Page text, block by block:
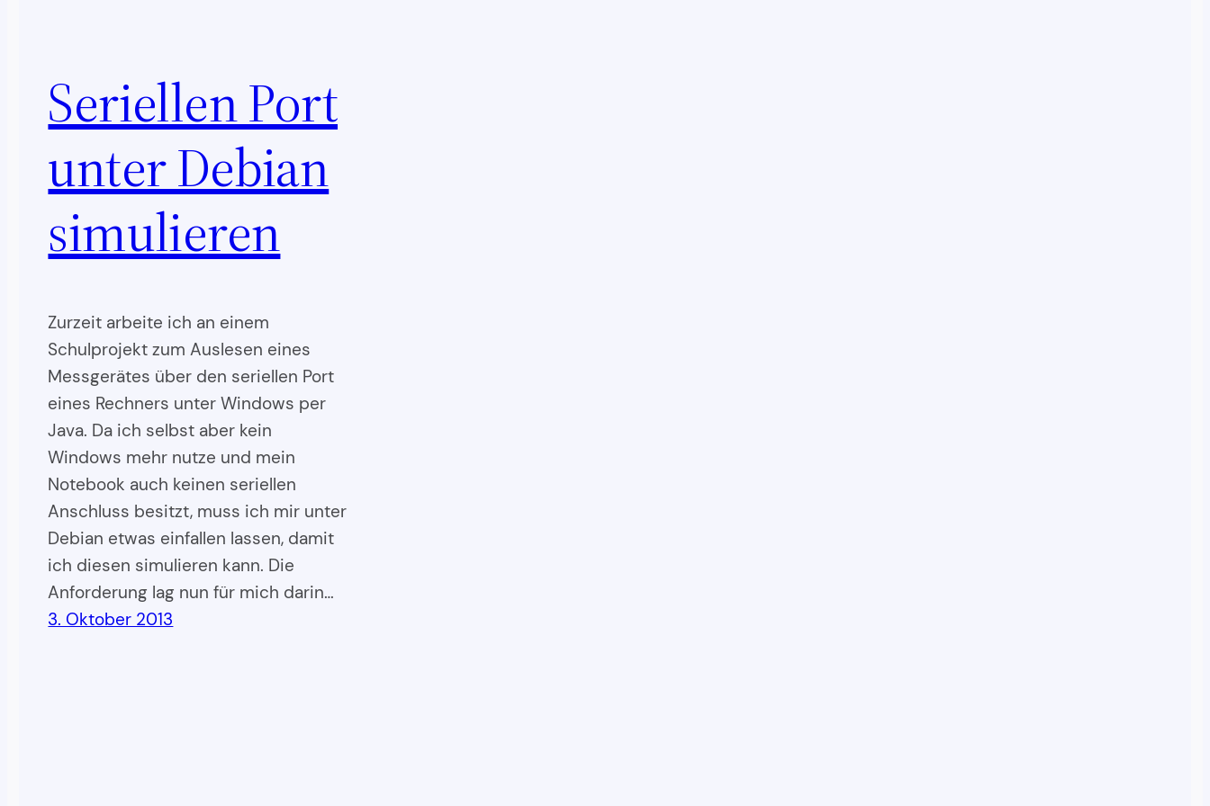
Seriellen Port
unter Debian
simulieren
Zurzeit arbeite ich an einem
Schulprojekt zum Auslesen eines
Messgerätes über den seriellen Port
eines Rechners unter Windows per
Java. Da ich selbst aber kein
Windows mehr nutze und mein
Notebook auch keinen seriellen
Anschluss besitzt, muss ich mir unter
Debian etwas einfallen lassen, damit
ich diesen simulieren kann. Die
Anforderung lag nun für mich darin…
3. Oktober 2013